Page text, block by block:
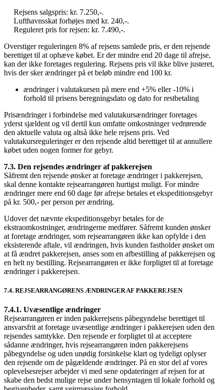
Rejsens salgspris: kr. 7.250,-.
Lufthavnsskat forhøjes med kr. 240,-.
Reguleret pris for rejsen: kr. 7.490,-.
Overstiger reguleringen 8% af rejsens samlede pris, er den rejsende
berettiget til at ophæve købet. Er der mindre end 20 dage til afrejse,
kan der ikke foretages regulering. Rejsens pris vil ikke blive justeret,
hvis der sker ændringer på et beløb mindre end 100 kr.
ændringer i valutakursen på mere end +5% eller -10% i
forhold til prisens beregningsdato og dato for restbetaling
Prisændringer i forbindelse med valutakursændringer foretages
yderst sjældent og vil dertil kun omfatte omkostninger vedrørende
den aktuelle valuta og altså ikke hele rejsens pris. Ved
valutakursreguleringer er den rejsende altid berettiget til at annullere
købet uden nogen former for gebyr.
7.3. Den rejsendes ændringer af pakkerejsen
Såfremt den rejsende ønsker at foretage ændringer i pakkerejsen,
skal denne kontakte rejsearrangøren hurtigst muligt. For mindre
ændringer mere end 60 dage før afrejse betales et ekspeditionsgebyr
på kr. 500,- per person per ændring.
Udover det nævnte ekspeditionsgebyr betales for de
ekstraomkostninger, ændringerne medfører. Såfremt kunden ønsker
at foretage ændringer, som rejsearrangøren ikke kan opfylde i den
eksisterende aftale, vil ændringen, hvis kunden fastholder ønsket om
at få ændret pakkerejsen, anses som en afbestilling af pakkerejsen og
en helt ny bestilling. Rejsearrangøren er ikke forpligtet til at foretage
ændringer i pakkerejsen.
7.4. REJSEARRANGØRENS ÆNDRINGER AF PAKKEREJSEN
7.4.1. Uvæsentlige ændringer
Rejsearrangøren er inden pakkerejsens påbegyndelse berettiget til
ansvarsfrit at foretage uvæsentlige ændringer i pakkerejsen uden den
rejsendes samtykke. Den rejsende er forpligtet til at acceptere
sådanne ændringer, hvis rejsearrangøren inden pakkerejsens
påbegyndelse og uden unødig forsinkelse klart og tydeligt oplyser
den rejsende om de pågældende ændringer. På en stor del af vores
oplevelsesrejser arbejder vi med sene opdateringer af rejsen for at
skabe den bedst mulige rejse under hensyntagen til lokale forhold og